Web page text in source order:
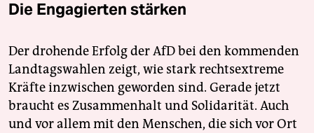
Die Engagierten stärken
Der drohende Erfolg der AfD bei den kommenden
Landtagswahlen zeigt, wie stark rechtsextreme
Kräfte inzwischen geworden sind. Gerade jetzt
braucht es Zusammenhalt und Solidarität. Auch
und vor allem mit den Menschen, die sich vor Ort